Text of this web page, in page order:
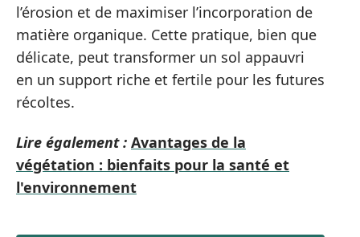
l’érosion et de maximiser l’incorporation de
matière organique. Cette pratique, bien que
délicate, peut transformer un sol appauvri
en un support riche et fertile pour les futures
récoltes.
Lire également : Avantages de la
végétation : bienfaits pour la santé et
l'environnement